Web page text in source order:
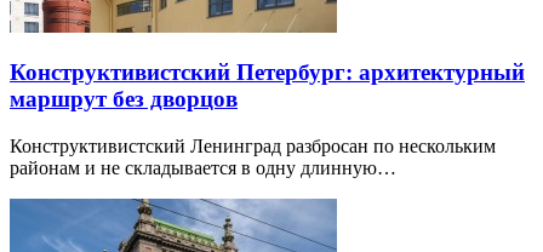
Конструктивистский Петербург: архитектурный
маршрут без дворцов
Конструктивистский Ленинград разбросан по нескольким
районам и не складывается в одну длинную…